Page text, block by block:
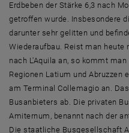
Erdbeben der Stärke 6,3 nach
getroffen wurde. Insbesondere
darunter sehr gelitten und
Wiederaufbau. Reist man
nach L'Aquila an, so kommt
Regionen Latium und Abruzzen
am Terminal Collemagio an.
Busanbieters ab. Die privaten
Amiternum, benannt nach der
Die staatliche Busgesellschaft